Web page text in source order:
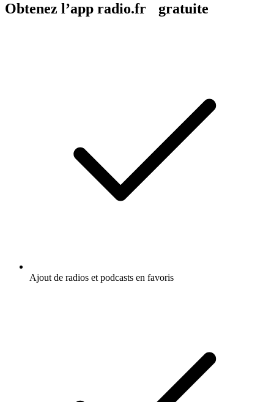
Obtenez l’app radio.fr gratuite
Ajout de radios et podcasts en favoris